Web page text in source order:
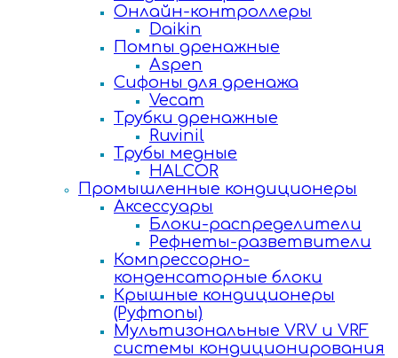
Онлайн-контроллеры
Daikin
Помпы дренажные
Aspen
Сифоны для дренажа
Vecam
Трубки дренажные
Ruvinil
Трубы медные
HALCOR
Промышленные кондиционеры
Аксессуары
Блоки-распределители
Рефнеты-разветвители
Компрессорно-
конденсаторные блоки
Крышные кондиционеры
(Руфтопы)
Мультизональные VRV и VRF
системы кондиционирования